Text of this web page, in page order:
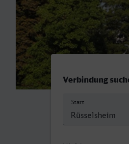
Verbindung
Start